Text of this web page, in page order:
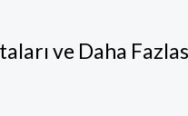
ve Daha